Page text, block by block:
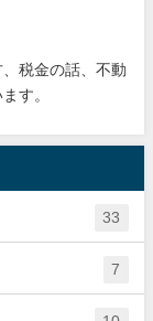
税金の話、不動
す。
33
7